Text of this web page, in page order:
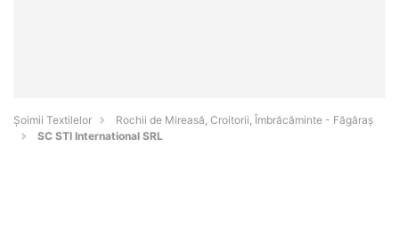
Șoimii Textilelor
Rochii de Mireasă, Croitorii, Îmbrăcăminte - Făgăraş
SC STI International SRL